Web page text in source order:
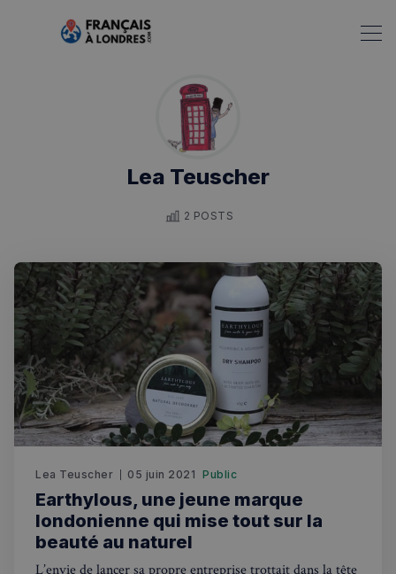
Recherche ✨ Chatbot IA
RECHERCHES POPULAIRES
Annuaire des professionnels
Visites guidées
Événements à venir
Lea Teuscher
2 POSTS
Lea Teuscher 05 juin 2021 Public
Earthylous, une jeune marque
londonienne qui mise tout sur la
beauté au naturel
L’envie de lancer sa propre entreprise trottait dans la tête